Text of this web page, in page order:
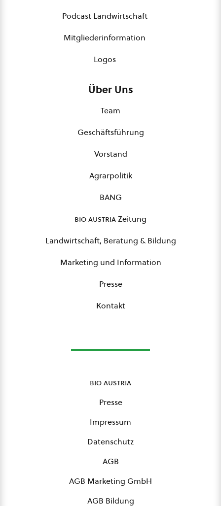
Podcast Landwirtschaft
Mitgliederinformation
Logos
Über Uns
Team
Geschäftsführung
Vorstand
Agrarpolitik
BANG
bio austriaZeitung
Landwirtschaft, Beratung & Bildung
Marketing und Information
Presse
Kontakt
bio austria
Presse
Impressum
Datenschutz
AGB
AGB Marketing GmbH
AGB Bildung